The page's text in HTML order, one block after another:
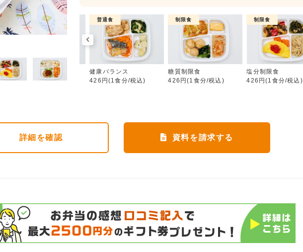
健康バランス
制限食
カロリー調整食
426円(1食分/税込)
普通食
健康バランス
426円(1食分/税込)
制限食
糖質制限食
426円(1食分/税込)
制限食
塩分制限食
426円(1食分/税込)
詳細 を確認 資料を請求する